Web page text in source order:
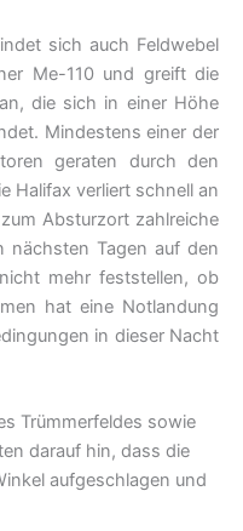
sich auch Feldwebel
Me-110 und greift die
die sich in einer Höhe
Mindestens einer der
geraten durch den
Halifax verliert schnell an
Absturzort zahlreiche
nächsten Tagen auf den
mehr feststellen, ob
hat eine Notlandung
in dieser Nacht
Trümmerfeldes sowie
darauf hin, dass die
aufgeschlagen und